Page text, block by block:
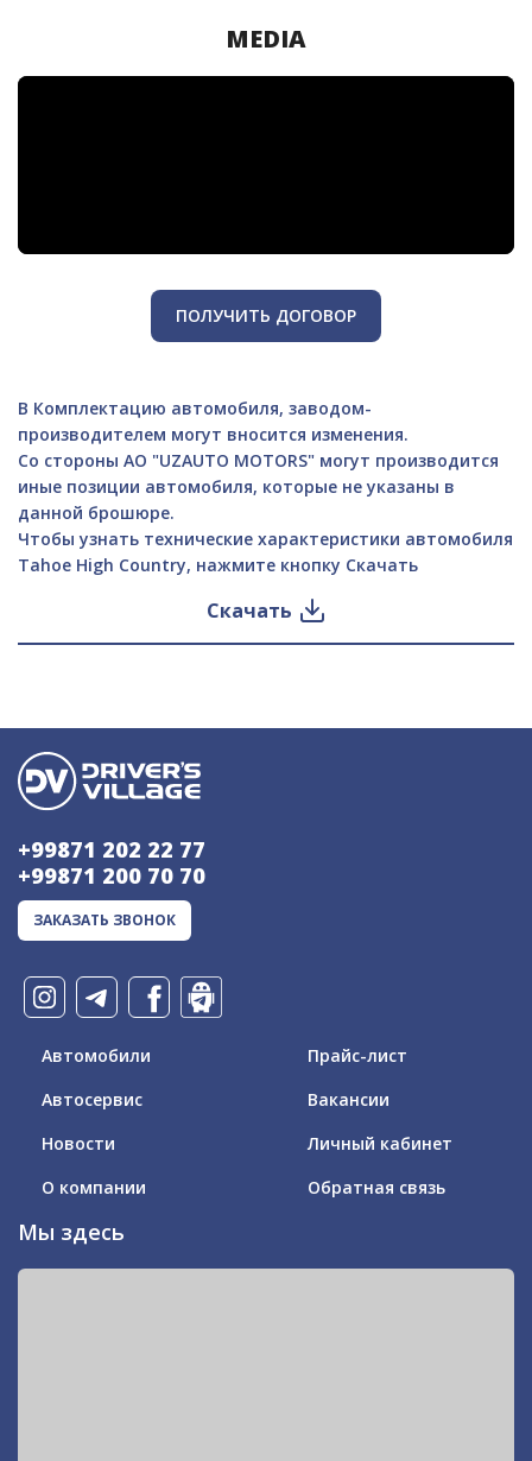
MEDIA
ПОЛУЧИТЬ ДОГОВОР
В Комплектацию автомобиля, заводом-
производителем могут вносится изменения.
Со стороны АО "UZAUTO MOTORS" могут производится
иные позиции автомобиля, которые не указаны в
данной брошюре.
Чтобы узнать технические характеристики автомобиля
Tahoe High Country, нажмите кнопку Скачать
Скачать
+99871 202 22 77
+99871 200 70 70
ЗАКАЗАТЬ ЗВОНОК
Автомобили
Автосервис
Новости
О компании
Прайс-лист
Вакансии
Личный кабинет
Обратная связь
Мы здесь